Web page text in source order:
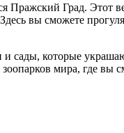
Пражский Град. Этот
вы сможете
которые
мира, где вы